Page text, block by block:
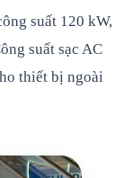
suất 120 kW,
suất sạc AC
thiết bị ngoài